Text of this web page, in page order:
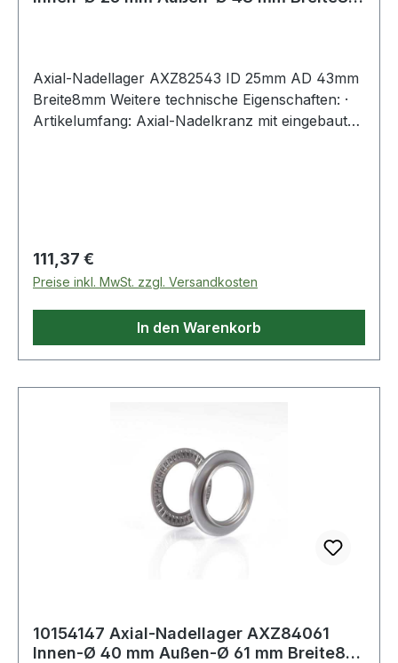
Axial-Nadellager AXZ82543 ID 25mm AD 43mm
Breite8mm Weitere technische Eigenschaften: ·
Artikelumfang: Axial-Nadelkranz mit eingebauter
Regulärer Preis:
111,37 €
Preise inkl. MwSt. zzgl. Versandkosten
In den Warenkorb
10154147 Axial-Nadellager AXZ84061
Innen-Ø 40 mm Außen-Ø 61 mm Breite8